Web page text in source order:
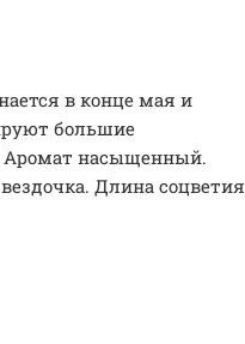
в конце мая и
большие
Аромат насыщенный.
Длина соцветия